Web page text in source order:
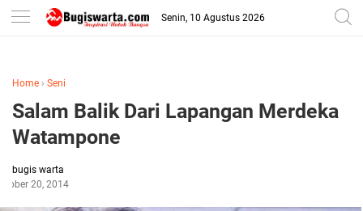
-->
Senin, 10 Agustus 2026
Home › Seni
Salam Balik Dari Lapangan Merdeka
Watampone
bugis warta
20, 2014